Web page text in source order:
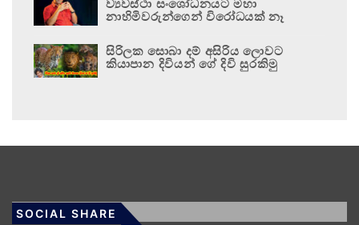
ව්‍යවස්ථා සංශෝධනයට මහා
නාහිමිවරුන්ගෙන් විරෝධයක් නෑ
සිරිලක සොබා දම් අසිරිය ලොවට
කියාපාන දිවියන් ගේ දිවි සුරකිමු
SOCIAL SHARE